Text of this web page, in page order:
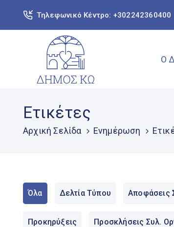
Τηλεφωνικό Κέντρο: +302242360400
Ο
Ετικέτες
Αρχική Σελίδα Ενημέρωση
Όλα Δελτία Τύπου Αποφάσεις
Προκηρύξεις Προσκλήσεις Συλ.